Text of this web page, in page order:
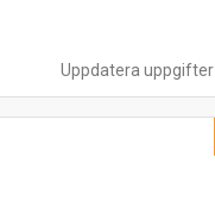
Uppdatera uppgifter